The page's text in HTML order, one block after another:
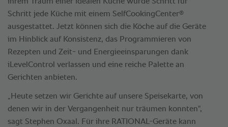
Schritt jede Küche mit einem SelfCookingCenter®
ausgestattet. Jetzt können sich die Köche auf die Geräte
im Hinblick auf Konsistenz, das Programmieren von
Rezepten und Zeit- und Energieeinsparungen dank
iLevelControl verlassen und eine reiche Palette an
Gerichten anbieten.
„Heute setzen wir Gerichte auf unsere Speisekarte, von
denen wir in der Vergangenheit nur träumen konnten",
sagt Stephen Oxaal. Für ihre RATIONAL-Geräte kann